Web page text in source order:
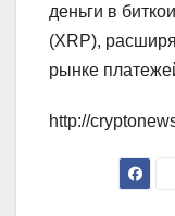
деньги в
(XRP),
рынке
http://